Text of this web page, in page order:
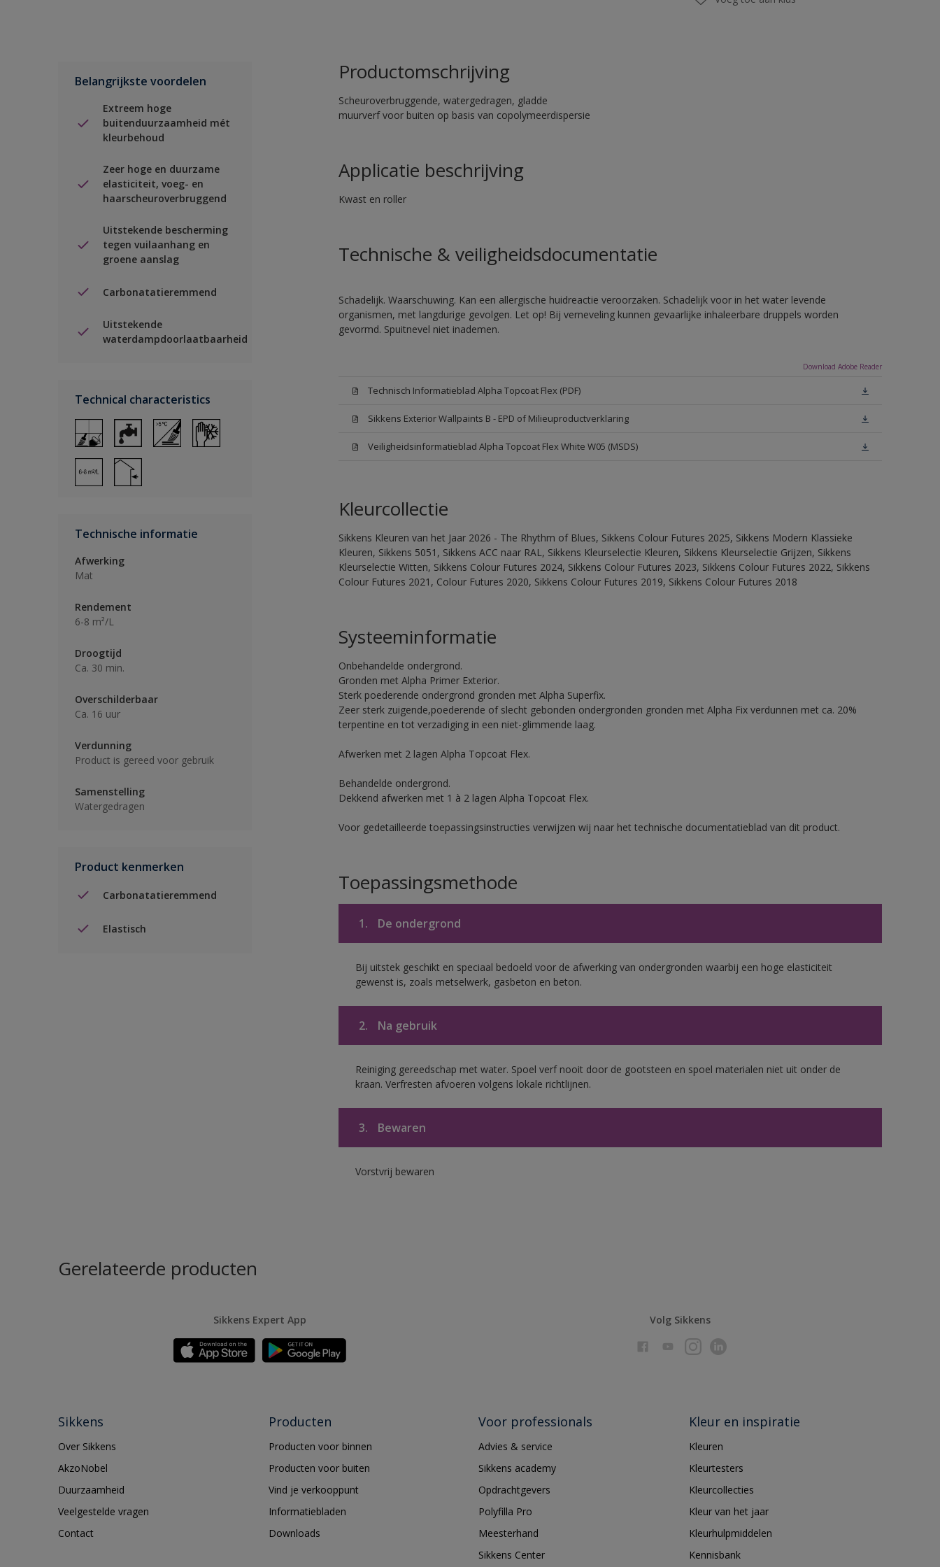
Belangrijkste voordelen
Extreem hoge
buitenduurzaamheid mét
kleurbehoud
Zeer hoge en duurzame
elasticiteit, voeg- en
haarscheuroverbruggend
Uitstekende bescherming
tegen vuilaanhang en
groene aanslag
Carbonatatieremmend
Uitstekende
waterdampdoorlaatbaarheid
Technical characteristics
Technische informatie
Afwerking
Mat
Rendement
6-8 m²/L
Droogtijd
Ca. 30 min.
Overschilderbaar
Ca. 16 uur
Verdunning
Product is gereed voor gebruik
Samenstelling
Watergedragen
Product kenmerken
Carbonatatieremmend
Elastisch
Productomschrijving
Scheuroverbruggende, watergedragen, gladde
muurverf voor buiten op basis van copolymeerdispersie
Applicatie beschrijving
Kwast en roller
Technische & veiligheidsdocumentatie
Schadelijk. Waarschuwing. Kan een allergische huidreactie veroorzaken. Schadelijk voor in het water levende
organismen, met langdurige gevolgen. Let op! Bij verneveling kunnen gevaarlijke inhaleerbare druppels worden
gevormd. Spuitnevel niet inademen.
Download Adobe Reader
Technisch Informatieblad Alpha Topcoat Flex (PDF)
Sikkens Exterior Wallpaints B - EPD of Milieuproductverklaring
Veiligheidsinformatieblad Alpha Topcoat Flex White W05 (MSDS)
Kleurcollectie
Sikkens Kleuren van het Jaar 2026 - The Rhythm of Blues, Sikkens Colour Futures 2025, Sikkens Modern Klassieke
Kleuren, Sikkens 5051, Sikkens ACC naar RAL, Sikkens Kleurselectie Kleuren, Sikkens Kleurselectie Grijzen, Sikkens
Kleurselectie Witten, Sikkens Colour Futures 2024, Sikkens Colour Futures 2023, Sikkens Colour Futures 2022, Sikkens
Colour Futures 2021, Colour Futures 2020, Sikkens Colour Futures 2019, Sikkens Colour Futures 2018
Systeeminformatie
Onbehandelde ondergrond.
Gronden met Alpha Primer Exterior.
Sterk poederende ondergrond gronden met Alpha Superfix.
Zeer sterk zuigende,poederende of slecht gebonden ondergronden gronden met Alpha Fix verdunnen met ca. 20%
terpentine en tot verzadiging in een niet-glimmende laag.
Afwerken met 2 lagen Alpha Topcoat Flex.
Behandelde ondergrond.
Dekkend afwerken met 1 à 2 lagen Alpha Topcoat Flex.
Voor gedetailleerde toepassingsinstructies verwijzen wij naar het technische documentatieblad van dit product.
Toepassingsmethode
1. De ondergrond
Bij uitstek geschikt en speciaal bedoeld voor de afwerking van ondergronden waarbij een hoge elasticiteit
gewenst is, zoals metselwerk, gasbeton en beton.
2. Na gebruik
Reiniging gereedschap met water. Spoel verf nooit door de gootsteen en spoel materialen niet uit onder de
kraan. Verfresten afvoeren volgens lokale richtlijnen.
3. Bewaren
Vorstvrij bewaren
Gerelateerde producten
Sikkens Expert App Volg Sikkens
Sikkens
Over Sikkens
AkzoNobel
Duurzaamheid
Veelgestelde vragen
Contact
Producten
Producten voor binnen
Producten voor buiten
Vind je verkooppunt
Informatiebladen
Downloads
Voor professionals
Advies & service
Sikkens academy
Opdrachtgevers
Polyfilla Pro
Meesterhand
Sikkens Center
Kleur en inspiratie
Kleuren
Kleurtesters
Kleurcollecties
Kleur van het jaar
Kleurhulpmiddelen
Kennisbank